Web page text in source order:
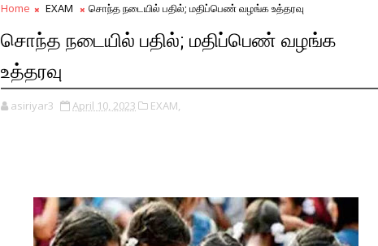
Home EXAM சொந்த நடையில் பதில்; மதிப்பெண் வழங்க உத்தரவு
சொந்த நடையில் பதில்; மதிப்பெண் வழங்க
உத்தரவு
asiriyar3 April 10, 2023 EXAM,